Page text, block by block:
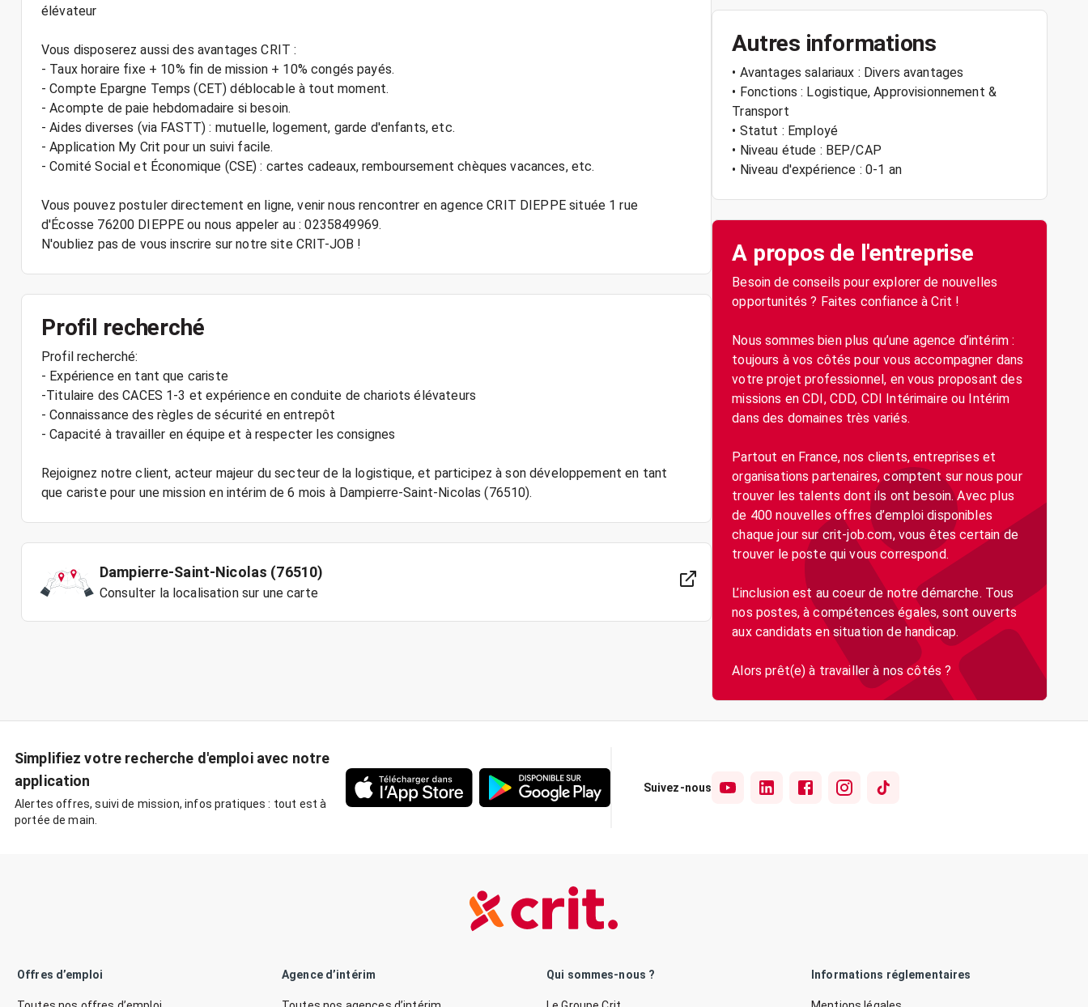
élévateur
Vous disposerez aussi des avantages CRIT :
- Taux horaire fixe + 10% fin de mission + 10% congés payés.
- Compte Epargne Temps (CET) déblocable à tout moment.
- Acompte de paie hebdomadaire si besoin.
- Aides diverses (via FASTT) : mutuelle, logement, garde d'enfants, etc.
- Application My Crit pour un suivi facile.
- Comité Social et Économique (CSE) : cartes cadeaux, remboursement chèques vacances, etc.
Vous pouvez postuler directement en ligne, venir nous rencontrer en agence CRIT DIEPPE située 1 rue
d'Écosse 76200 DIEPPE ou nous appeler au : 0235849969.
Profil recherché
Profil recherché:
- Expérience en tant que cariste
-Titulaire des CACES 1-3 et expérience en conduite de chariots élévateurs
- Connaissance des règles de sécurité en entrepôt
- Capacité à travailler en équipe et à respecter les consignes
Rejoignez notre client, acteur majeur du secteur de la logistique, et participez à son développement en tant
Dampierre-Saint-Nicolas (76510)
Consulter la localisation sur une carte
Autres informations
• Avantages salariaux : Divers avantages
• Fonctions : Logistique, Approvisionnement &
Transport
• Statut : Employé
• Niveau étude : BEP/CAP
• Niveau d'expérience : 0-1 an
A propos de l'entreprise
Besoin de conseils pour explorer de nouvelles
opportunités ? Faites confiance à Crit !
Nous sommes bien plus qu’une agence d’intérim :
toujours à vos côtés pour vous accompagner dans
votre projet professionnel, en vous proposant des
missions en CDI, CDD, CDI Intérimaire ou Intérim
dans des domaines très variés.
Partout en France, nos clients, entreprises et
organisations partenaires, comptent sur nous pour
trouver les talents dont ils ont besoin. Avec plus
de 400 nouvelles offres d’emploi disponibles
chaque jour sur crit-job.com, vous êtes certain de
trouver le poste qui vous correspond.
L’inclusion est au coeur de notre démarche. Tous
nos postes, à compétences égales, sont ouverts
aux candidats en situation de handicap.
Simplifiez votre recherche d'emploi avec notre
application
Alertes offres, suivi de mission, infos pratiques : tout est à
portée de main.
Suivez-nous
Offres d’emploi Agence d’intérim Qui sommes-nous ? Informations réglementaires